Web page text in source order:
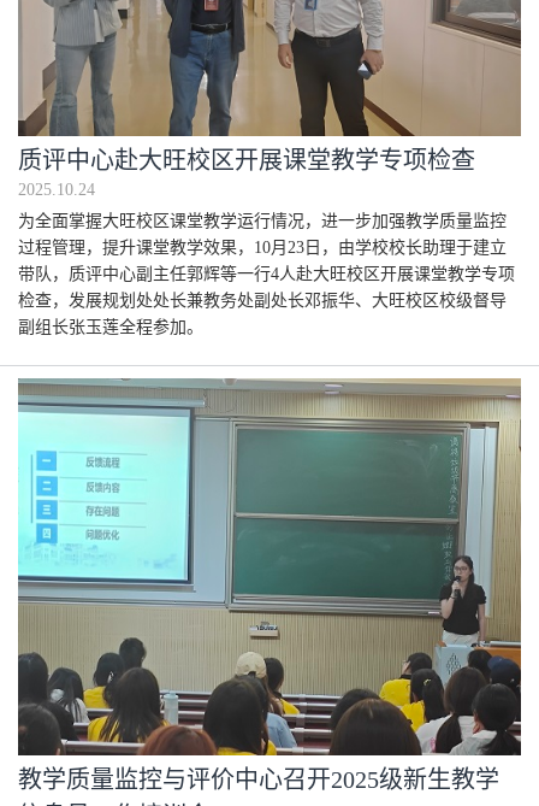
质评中心赴大旺校区开展课堂教学专项检查
2025.10.24
为全面掌握大旺校区课堂教学运行情况，进一步加强教学质量监控
过程管理，提升课堂教学效果，10月23日，由学校校长助理于建立
带队，质评中心副主任郭辉等一行4人赴大旺校区开展课堂教学专项
检查，发展规划处处长兼教务处副处长邓振华、大旺校区校级督导
副组长张玉莲全程参加。
教学质量监控与评价中心召开2025级新生教学